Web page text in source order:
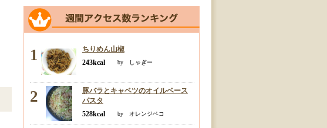
1
ちりめん山椒
243kcal
by しゃぎー
2
豚バラとキャベツのオイルベース
パスタ
528kcal
by オレンジペコ